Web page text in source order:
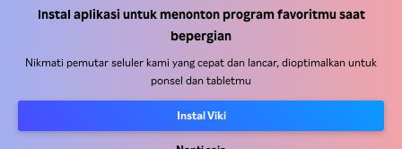
Instal aplikasi untuk menonton program favoritmu saat
bepergian
Nikmati pemutar seluler kami yang cepat dan lancar, dioptimalkan untuk
ponsel dan tabletmu
Instal Viki
Pusat Bantuan
Pusat Pers